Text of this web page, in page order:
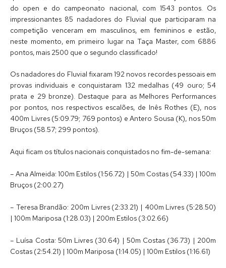
do open e do campeonato nacional, com 1543 pontos. Os
impressionantes 85 nadadores do Fluvial que participaram na
competição venceram em masculinos, em femininos e estão,
neste momento, em primeiro lugar na Taça Master, com 6886
pontos, mais 2500 que o segundo classificado!
Os nadadores do Fluvial fixaram 192 novos recordes pessoais em
provas individuais e conquistaram 132 medalhas (49 ouro; 54
prata e 29 bronze). Destaque para as Melhores Performances
por pontos, nos respectivos escalões, de Inês Rothes (E), nos
400m Livres (5:09.79; 769 pontos) e Antero Sousa (K), nos 50m
Bruços (58.57; 299 pontos).
Aqui ficam os títulos nacionais conquistados no fim-de-semana:
– Ana Almeida: 100m Estilos (1:56.72) | 50m Costas (54.33) | 100m
Bruços (2:00.27)
– Teresa Brandão: 200m Livres (2:33.21) | 400m Livres (5:28.50)
| 100m Mariposa (1:28.03) | 200m Estilos (3:02.66)
– Luísa Costa: 50m Livres (30.64) | 50m Costas (36.73) | 200m
Costas (2:54.21) | 100m Mariposa (1:14.05) | 100m Estilos (1:16.61)